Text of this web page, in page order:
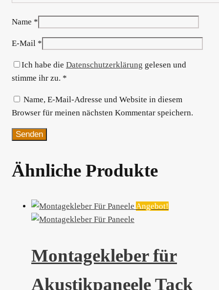
Name *
E-Mail *
Ich habe die Datenschutzerklärung gelesen und
stimme ihr zu. *
Name, E-Mail-Adresse und Website in diesem
Browser für meinen nächsten Kommentar speichern.
Ähnliche Produkte
Angebot!
Montagekleber für
Akustikpaneele Tack